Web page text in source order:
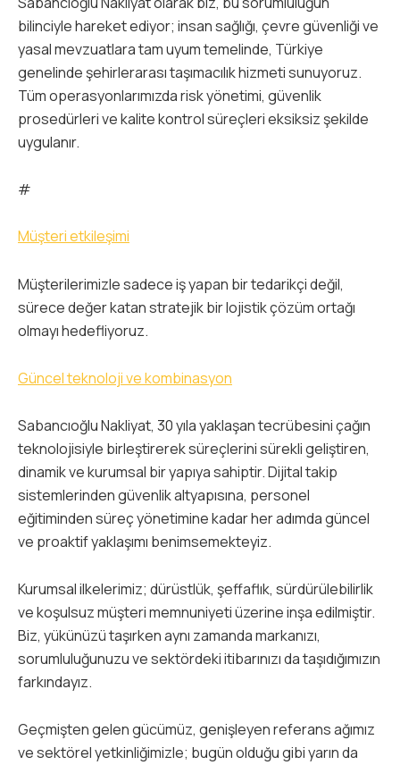
bilinciyle hareket ediyor; insan sağlığı, çevre güvenliği ve
yasal mevzuatlara tam uyum temelinde, Türkiye
genelinde şehirlerarası taşımacılık hizmeti sunuyoruz.
Tüm operasyonlarımızda risk yönetimi, güvenlik
prosedürleri ve kalite kontrol süreçleri eksiksiz şekilde
uygulanır.
#
Müşteri etkileşimi
Müşterilerimizle sadece iş yapan bir tedarikçi değil,
sürece değer katan stratejik bir lojistik çözüm ortağı
olmayı hedefliyoruz.
Güncel teknoloji ve kombinasyon
Sabancıoğlu Nakliyat, 30 yıla yaklaşan tecrübesini çağın
teknolojisiyle birleştirerek süreçlerini sürekli geliştiren,
dinamik ve kurumsal bir yapıya sahiptir. Dijital takip
sistemlerinden güvenlik altyapısına, personel
eğitiminden süreç yönetimine kadar her adımda güncel
ve proaktif yaklaşımı benimsemekteyiz.
Kurumsal ilkelerimiz; dürüstlük, şeffaflık, sürdürülebilirlik
ve koşulsuz müşteri memnuniyeti üzerine inşa edilmiştir.
Biz, yükünüzü taşırken aynı zamanda markanızı,
sorumluluğunuzu ve sektördeki itibarınızı da taşıdığımızın
farkındayız.
Geçmişten gelen gücümüz, genişleyen referans ağımız
ve sektörel yetkinliğimizle; bugün olduğu gibi yarın da